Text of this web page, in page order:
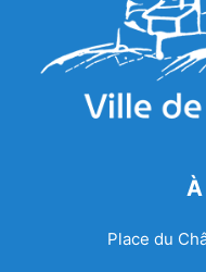
Place du